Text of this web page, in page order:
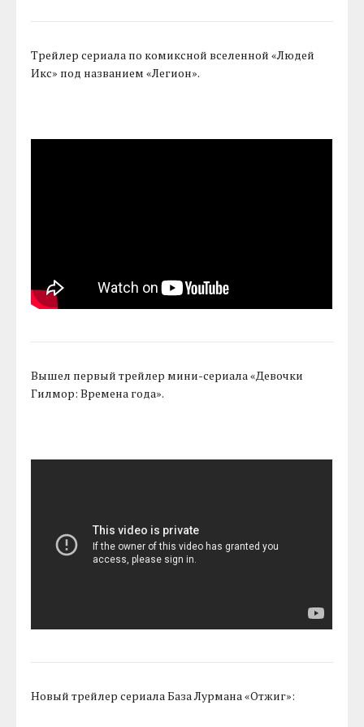
Трейлер сериала по комиксной вселенной «Людей
Икс» под названием «Легион».
Вышел первый трейлер мини-сериала «Девочки
Гилмор: Времена года».
Новый трейлер сериала База Лурмана «Отжиг»: